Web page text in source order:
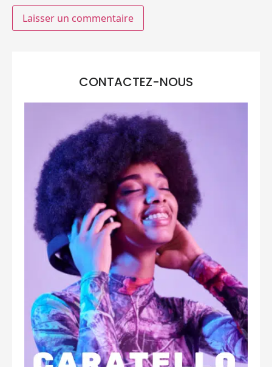
CONTACTEZ-NOUS